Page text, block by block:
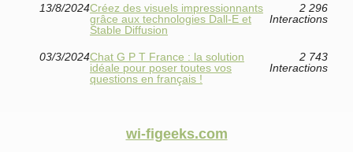
13/8/2024Créez des visuels impressionnants
grâce aux technologies Dall-E et
Stable Diffusion
2 296
Interactions
03/3/2024Chat G P T France : la solution
idéale pour poser toutes vos
questions en français !
2 743
Interactions
wi-figeeks.com